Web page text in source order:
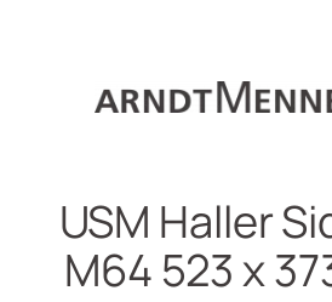
USM Haller
M64 523 x